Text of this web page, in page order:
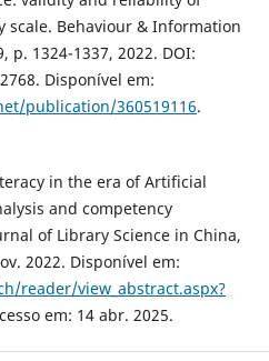
Behaviour & Information
p. 1324-1337, 2022. DOI:
Disponível em:
publication/360519116.
in the era of Artificial
and competency
of Library Science in China,
2022. Disponível em:
reader/view_abstract.aspx?
em: 14 abr. 2025.